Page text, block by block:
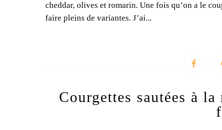
cheddar, olives et romarin. Une fois qu’on a le
faire pleins de variantes. J’ai...
Courgettes sautées à